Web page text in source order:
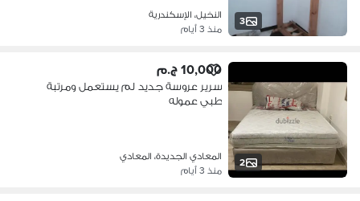
3
النخيل، الإسكندرية
منذ 3 أيام
2
10,000 ج.م
سرير عروسة جديد لم يستعمل ومرتبة
طبي عموله
المعادي الجديدة، المعادي
منذ 3 أيام